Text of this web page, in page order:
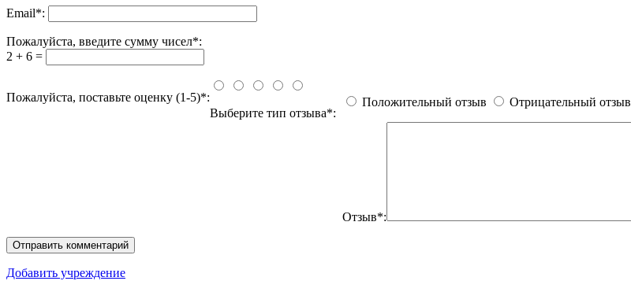
Email*:
Пожалуйста, введите сумму чисел*:
2 + 6 =
Пожалуйста, поставьте оценку (1-5)*:
Выберите тип отзыва*:
Положительный отзыв Отрицательный отзыв
Отзыв*:
Добавить учреждение